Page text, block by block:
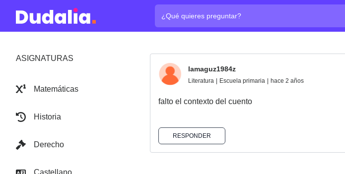
ASIGNATURAS
Matemáticas
Historia
Derecho
Castellano
lamaguz1984z
Literatura Escuela primaria hace 2 años
falto el contexto del cuento
RESPONDER